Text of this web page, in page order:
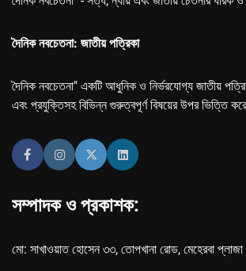
দৈনিক নবচেতনা: জাতীয় পত্রিকা
দৈনিক নবচেতনা" একটি আধুনিক ও নির্ভরযোগ্য জাতীয়
এবং প্রযুক্তিসহ বিভিন্ন গুরুত্বপূর্ণ বিষয়ের উপর ভিত্তি
সম্পাদক ও প্রকাশক:
মো: সাখাওয়াত হোসেন ৩৩, তোপখানা রোড, মেহেরবা